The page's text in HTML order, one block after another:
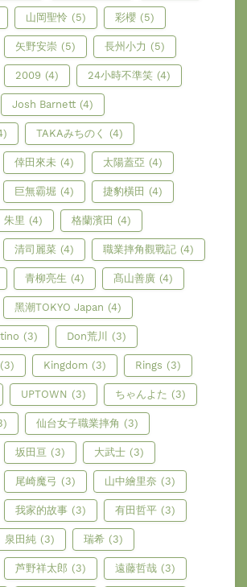
山岡聖怜 (5) 彩櫻 (5)
矢野安崇 (5) 長州小力 (5)
2009 (4) 24小時不準笑 (4)
Josh Barnett (4)
TAKAみちのく (4)
倖田來未 (4) 太陽蓋亞 (4)
巨無霸堀 (4) 捷豹橫田 (4)
朱里 (4) 格蘭濱田 (4)
清司麗菜 (4) 職業摔角觀戰記 (4)
青柳亮生 (4) 髙山善廣 (4)
黑潮TOKYO Japan (4)
(3) Don荒川 (3)
(3) Kingdom (3) Rings (3)
UPTOWN (3) ちゃんよた (3)
仙台女子職業摔角 (3)
坂田亘 (3) 大武士 (3)
尾崎魔弓 (3) 山中繪里奈 (3)
我家的故事 (3) 有田哲平 (3)
泉田純 (3) 瑞希 (3)
芦野祥太郎 (3) 遠藤哲哉 (3)